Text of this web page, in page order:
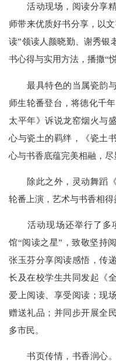
活动现场，阅读分享精
师带来优质好书分享，以
读”领读人颜晓勤、谢秀银
书心得与实用方法，播撒“
最具特色的当属瓷韵与
师生轮番登台，将德化千
太平年》诉说龙窑烟火与
心与瓷土的羁绊，《瓷土
心与书香底蕴完美相融，尽
除此之外，灵动舞蹈《
轮番上演，艺术与书香相得
活动现场还举行了多项
馆“阅读之星”，致敬坚持
张玉芬分享阅读感悟，传
长及在校学生共同发起《
爱上阅读、享受阅读；现
赠送礼品；并同步开展全
多市民。
书页传情，书香润心。